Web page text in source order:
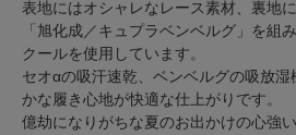
表地にはオシャレなレース素材、裏地
「旭化成／キュプラベンベルグ」を組
クールを使用しています。
セオαの吸汗速乾、ベンベルグの吸放
かな履き心地が快適な仕上がりです。
億劫になりがちな夏のお出かけの心強